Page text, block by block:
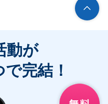
動が
で完結！